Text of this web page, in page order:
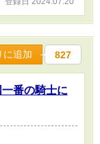
に追加 827
番の騎士に